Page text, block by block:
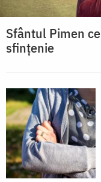
Sfântul Pimen
sfințenie